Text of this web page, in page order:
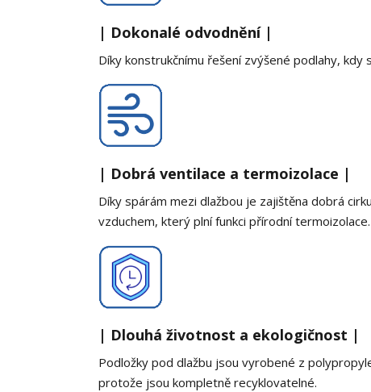
| Dokonalé odvodnění |
Díky konstrukčnímu řešení zvýšené podlahy,
| Dobrá ventilace a termoizolace |
Díky spárám mezi dlažbou je zajištěna dobrá
vzduchem, který plní funkci přírodní termoizolace.
| Dlouhá životnost a ekologičnost |
Podložky pod dlažbu jsou vyrobené z
protože jsou kompletně recyklovatelné.